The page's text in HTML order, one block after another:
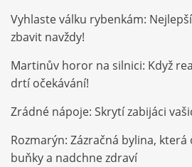
Vyhlaste válku rybenkám:
zbavit navždy!
Martinův horor na silnici: Když
drtí očekávání!
Zrádné nápoje: Skrytí zabijáci
Rozmarýn: Zázračná bylina,
buňky a nadchne zdraví